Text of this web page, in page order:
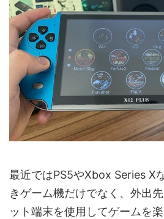
最近ではPS5やXbox Series X
きゲーム機だけでなく、外出
ット端末を使用してゲームを